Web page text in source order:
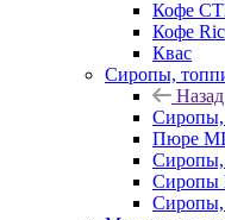
Кофе
Кофе
Квас
Сиропы,
Назад
Сиропы,
Пюре
Сиропы,
Сиропы
Сиропы,